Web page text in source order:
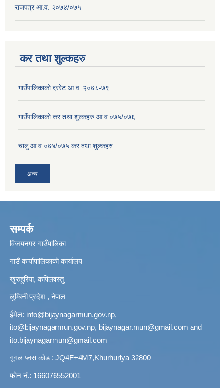
राजपत्र आ.व. २०७४/०७५
कर तथा शुल्कहरु
गाउँपालिकाको दररेट आ.व. २०७८-७९
गाउँपालिकाको कर तथा शुल्कहरु आ.व ०७५/०७६
चालु आ.व ०७४/०७५ कर तथा शुल्कहरु
अन्य
सम्पर्क
विजयनगर गाउँपालिका
गाउँ कार्यापालिकाको कार्यालय
खुरुहुरिया, कपिलवस्तु
लुम्बिनी प्रदेश , नेपाल
ईमेल: info@bijaynagarmun.gov.np,
ito@bijaynagarmun.gov.np, bijaynagar.mun@gmail.com and
ito.bijaynagarmun@gmail.com
गूगल प्लस कोड : JQ4F+4M7,Khurhuriya 32800
फोन नं.: 166076552001